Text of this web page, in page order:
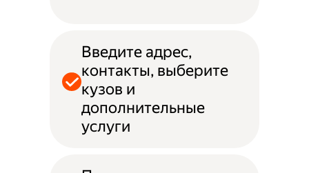
Введите адрес,
контакты, выберите
кузов и
дополнительные
услуги